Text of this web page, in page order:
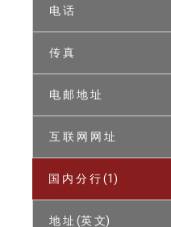
电 话
传 真
电 邮 地 址
互 联 网 网 址
国 内 分 行 (1)
地 址 (英 文)